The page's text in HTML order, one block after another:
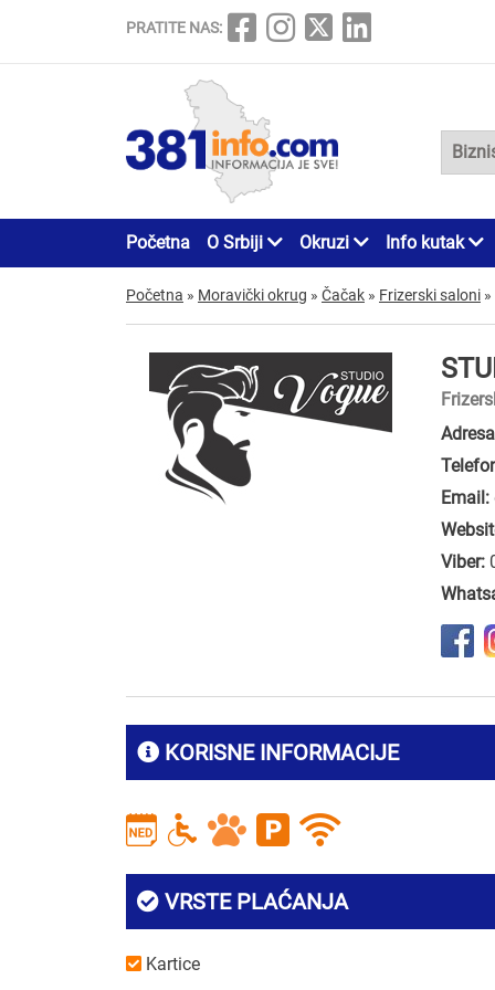
PRATITE NAS:
Početna O Srbiji Okruzi Info kutak
Početna » Moravički okrug » Čačak » Frizerski saloni »
Email:
Viber:
KORISNE INFORMACIJE
VRSTE PLAĆANJA
Kartice